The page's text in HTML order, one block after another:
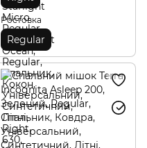
Ростовка
Regular